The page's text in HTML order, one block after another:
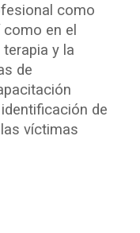
como
en el
y la
de
de
víctimas